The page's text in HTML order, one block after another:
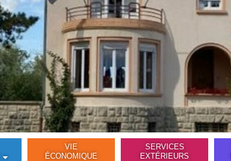
VIE
ÉCONOMIQUE
SERVICES
EXTÉRIEURS